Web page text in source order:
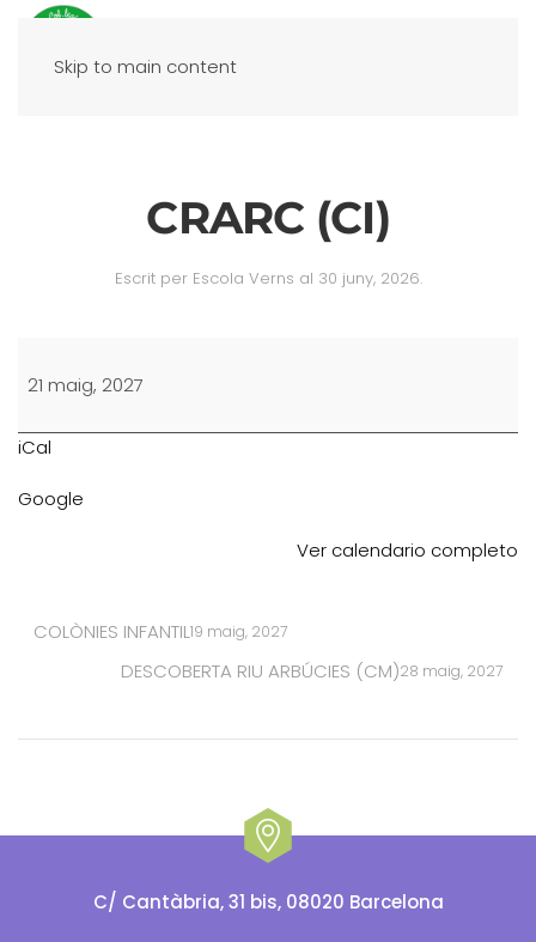
Skip to main content
CRARC (CI)
Escrit per Escola Verns al 30 juny, 2026.
(CI)
21 maig, 2027
iCal
Google
Ver calendario completo
COLÒNIES INFANTIL19 maig, 2027
DESCOBERTA RIU ARBÚCIES (CM)28 maig, 2027
C/ Cantàbria, 31 bis, 08020 Barcelona